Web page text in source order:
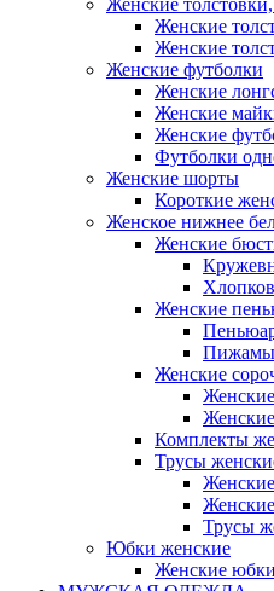
Женские
Женские
Женские
Женские футболки
Женские
Женские
Женские
Футболки
Женские шорты
Короткие
Женское нижнее
Женские
Женские
Пижамы
Женские
Комплекты
Трусы
Трусы
Юбки женские
Женские